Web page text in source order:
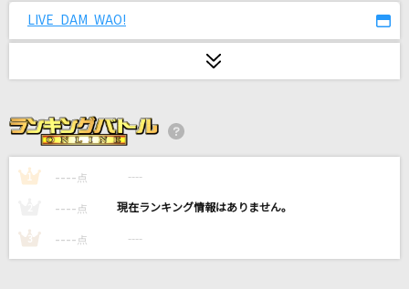
錠剤 (「チェンソーマン」TV Size)
TOOBOE
FictionJunction
[生音]I Love Youより愛してる
LIVE DAM WAO!
1 ---- 点 ----
---- 点 ----
3 ---- 点 ----